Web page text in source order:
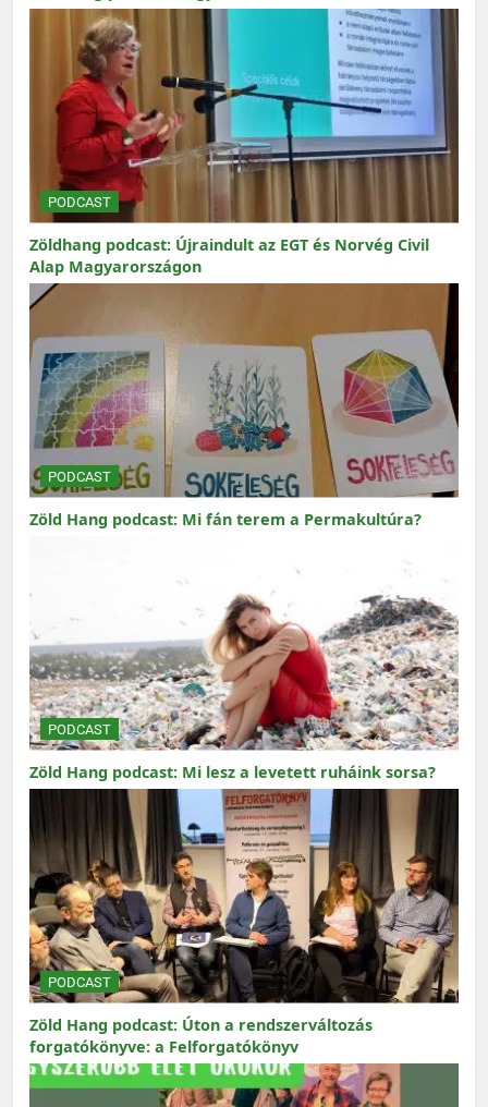
PODCAST
Zöldhang podcast: Újraindult az EGT és Norvég Civil
Alap Magyarországon
PODCAST
Zöld Hang podcast: Mi fán terem a Permakultúra?
PODCAST
Zöld Hang podcast: Mi lesz a levetett ruháink sorsa?
PODCAST
Zöld Hang podcast: Úton a rendszerváltozás
forgatókönyve: a Felforgatókönyv